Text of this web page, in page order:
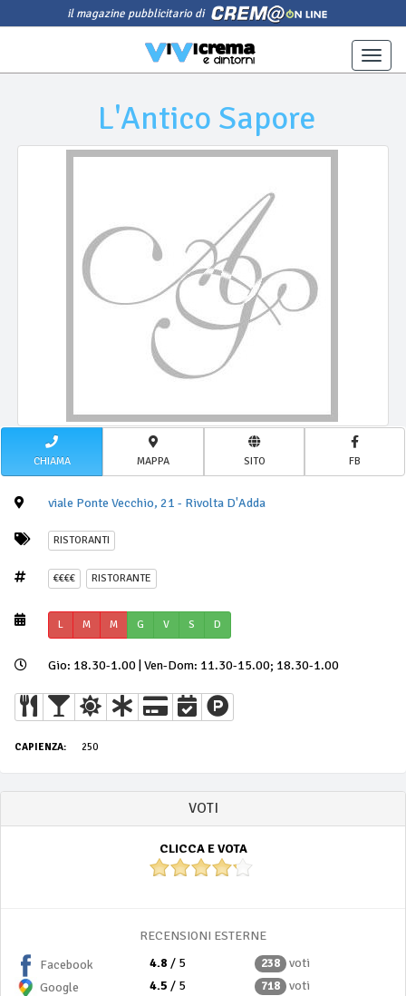
il magazine pubblicitario di
Toggle
L'Antico Sapore
CHIAMA MAPPA SITO FB
viale Ponte Vecchio, 21 - Rivolta D'Adda
RISTORANTI
€€€€ RISTORANTE
L M M G V S D
Gio: 18.30-1.00 | Ven-Dom: 11.30-15.00; 18.30-1.00
CAPIENZA: 250
VOTI
CLICCA E VOTA
RECENSIONI ESTERNE
Facebook
4.8 / 5 238
voti
Google
4.5 / 5 718 voti